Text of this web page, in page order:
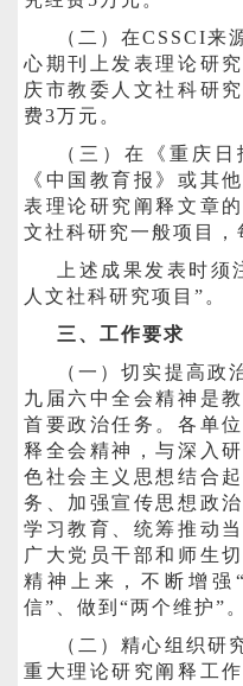
（二）在CSSCI来
心期刊上发表理论研
庆市教委人文社科研
费3万元。
（三）在《重庆
《中国教育报》或其
表理论研究阐释文章
文社科研究一般项目，
上述成果发表时
人文社科研究项目”。
三、工作要求
（一）切实提高政
九届六中全会精神是
首要政治任务。各单
释全会精神，与深入
色社会主义思想结合
务、加强宣传思想政
学习教育、统筹推动
广大党员干部和师生
精神上来，不断增强
信”、做到“两个维护”。
（二）精心组织研
重大理论研究阐释工